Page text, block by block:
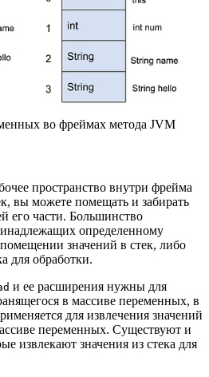
во фреймах метода JVM
пространство внутри фрейма
вы можете помещать и забирать
его части. Большинство
определенному
значений в стек, либо
для обработки.
и ее расширения нужны для
в массиве переменных, в
для извлечения значений
переменных. Существуют и
извлекают значения из стека для